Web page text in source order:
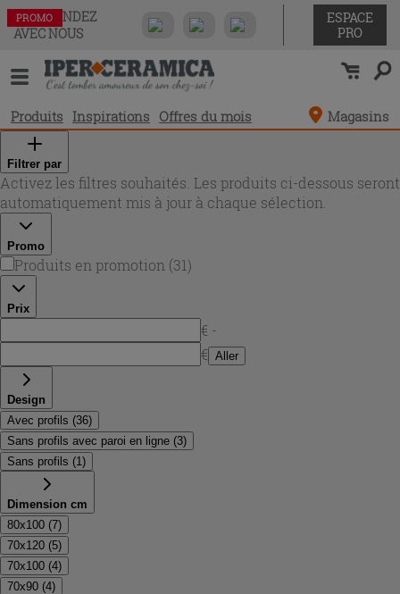
COMMANDEZ
AVEC NOUS
ESPACE
PRO
Produits Inspirations Offres du mois Magasins
Filtrer par
Activez les filtres souhaités. Les produits ci-dessous seront
automatiquement mis à jour à chaque sélection.
Promo
Produits en promotion (31)
Prix
€ -
€ Aller
Design
Avec profils (36)
Sans profils avec paroi en ligne (3)
Sans profils (1)
Dimension cm
80x100 (7)
70x120 (5)
70x100 (4)
70x90 (4)
PROMO
PROMO
PROMO
PROMO
PROMO
PROMO
PROMO
PROMO
PROMO
PROMO
PROMO
PROMO
PROMO
PROMO
PROMO
PROMO
PROMO
PROMO
PROMO
PROMO
PROMO
PROMO
PROMO
PROMO
PROMO
PROMO
PROMO
PROMO
PROMO
PROMO
PROMO